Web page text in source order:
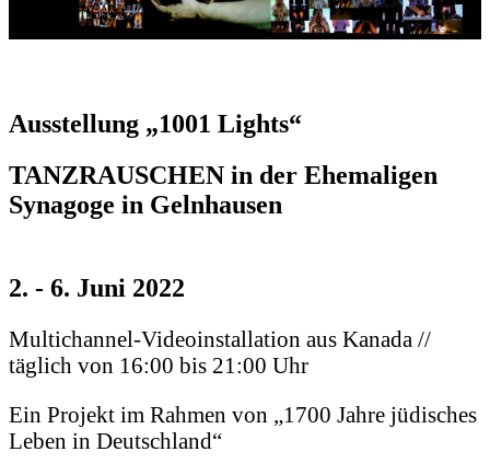
Ausstellung „1001 Lights“
TANZRAUSCHEN in der Ehemaligen
Synagoge in Gelnhausen
2. - 6. Juni 2022
Multichannel-Videoinstallation aus Kanada //
täglich von 16:00 bis 21:00 Uhr
Ein Projekt im Rahmen von „1700 Jahre jüdisches
Leben in Deutschland“